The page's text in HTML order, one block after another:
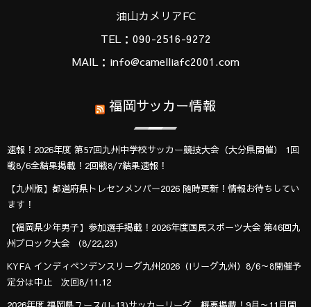
油山カメリアFC
TEL：090-2516-9272
MAIL：info@camelliafc2001.com
福岡サッカー情報
速報！2026年度 第57回九州中学校サッカー競技大会（大分県開催） 1回
戦8/6全結果掲載！2回戦8/7結果速報！
【九州版】都道府県トレセンメンバー2026 随時更新！情報お待ちしてい
ます！
【福岡県少年男子】参加選手掲載！2026年度国民スポーツ大会 第46回九
州ブロック大会 （8/22,23）
KYFA インディペンデンスリーグ九州2026（Iリーグ九州）8/6～8開催予
定分は中止 次回8/11.12